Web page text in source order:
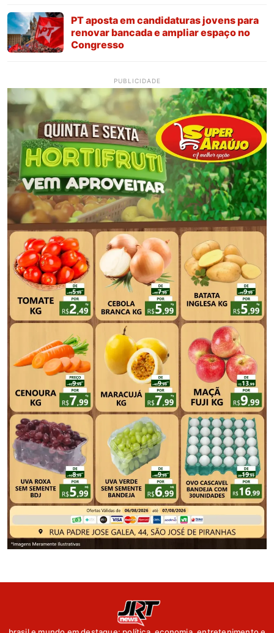
PT aposta em candidaturas jovens para
renovar bancada e ampliar espaço no
Congresso
PUBLICIDADE